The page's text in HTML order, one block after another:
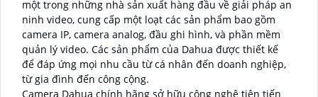
một trong những nhà sản xuất hàng đầu về giải pháp an
ninh video, cung cấp một loạt các sản phẩm bao gồm
camera IP, camera analog, đầu ghi hình, và phần mềm
quản lý video. Các sản phẩm của Dahua được thiết kế
để đáp ứng mọi nhu cầu từ cá nhân đến doanh nghiệp,
từ gia đình đến công cộng.
Camera Dahua chính hãng sở hữu công nghệ tiên tiến